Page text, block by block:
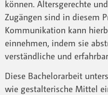
können. Altersgerechte
Zugängen sind in diesem
Kommunikation kann
einnehmen, indem sie
verständliche und
Diese Bachelorarbeit
wie gestalterische Mittel